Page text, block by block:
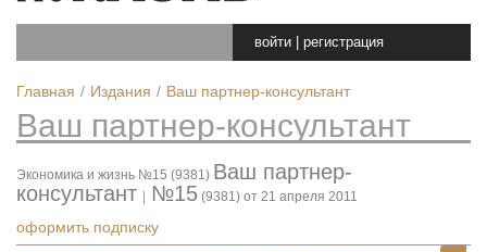
войти регистрация
Главная Издания Ваш партнер-консультант
Ваш партнер-консультант
Экономика и жизнь №15 (9381) Ваш партнер-
консультант
№15 (9381) от 21 апреля 2011
оформить подписку